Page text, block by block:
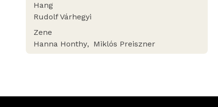
Hang
Rudolf Várhegyi
Zene
Hanna Honthy
Miklós Preiszner